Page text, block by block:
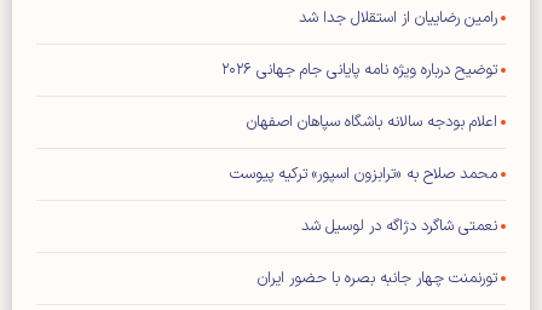
رامین رضاییان از استقلال جدا شد
توضیح درباره ویژه نامه پایانی جام جهانی ۲۰۲۶
اعلام بودجه سالانه باشگاه سپاهان اصفهان
محمد صلاح به «ترابزون اسپور» ترکیه پیوست
نعمتی شاگرد دژاگه در لوسیل شد
تورنمنت چهار جانبه بصره با حضور ایران